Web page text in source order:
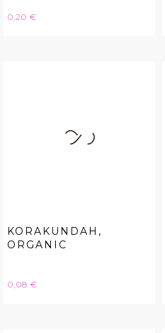
Hinta
0,20 €
KORAKUNDAH,
ORGANIC
Hinta
0,08 €